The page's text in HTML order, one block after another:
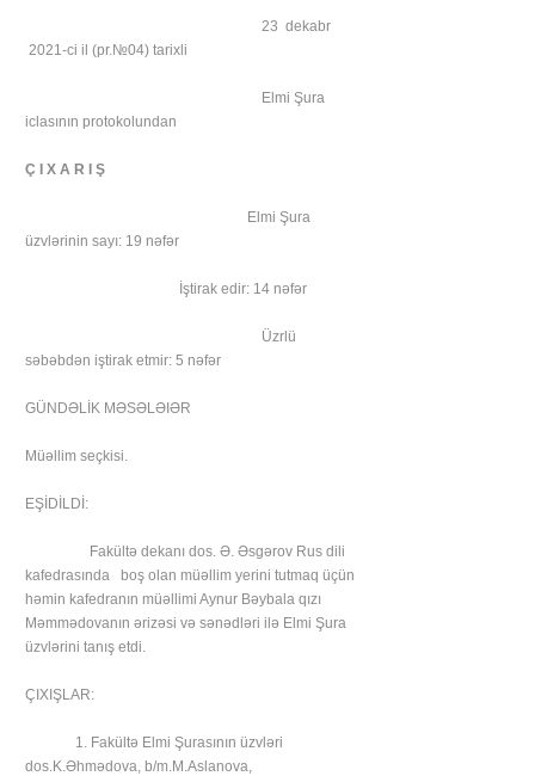
23 dekabr
2021-ci il (pr.№04) tarixli
Elmi Şura
iclasının protokolundan
Ç I X A R I Ş
Elmi Şura
üzvlərinin sayı: 19 nəfər
İştirak edir: 14 nəfər
Üzrlü
səbəbdən iştirak etmir: 5 nəfər
GÜNDƏLİK MƏSƏLƏIƏR
Müəllim seçkisi.
EŞİDİLDİ:
Fakültə dekanı dos. Ə. Əsgərov Rus dili
kafedrasında boş olan müəllim yerini tutmaq üçün
həmin kafedranın müəllimi Aynur Bəybala qızı
Məmmədovanın ərizəsi və sənədləri ilə Elmi Şura
üzvlərini tanış etdi.
ÇIXIŞLAR:
1. Fakültə Elmi Şurasının üzvləri
dos.K.Əhmədova, b/m.M.Aslanova,